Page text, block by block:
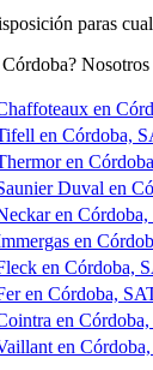
paras
en
en Córdoba,
en
Duval en
en
en
en Córdoba,
en Córdoba,
en
en